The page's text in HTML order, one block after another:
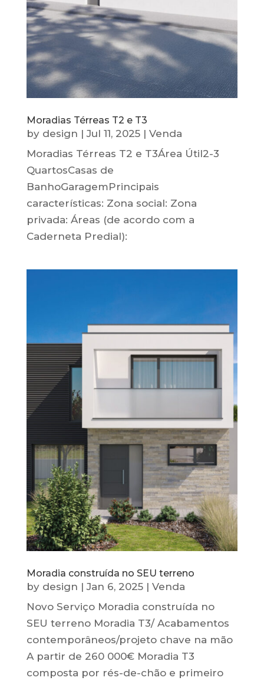
Moradias Térreas T2 e T3
by design |Jul 11, 2025| Venda
Moradias Térreas T2 e T3Área Útil2-3
QuartosCasas de
BanhoGaragemPrincipais
características: Zona social: Zona
privada: Áreas (de acordo com a
Caderneta Predial):
Moradia construída no SEU terreno
by design |Jan 6, 2025| Venda
Novo Serviço Moradia construída no
SEU terreno Moradia T3/ Acabamentos
contemporâneos/projeto chave na mão
A partir de 260 000€ Moradia T3
composta por rés-de-chão e primeiro